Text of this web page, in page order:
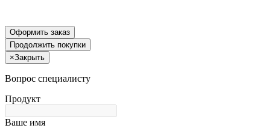
Оформить заказ
Продолжить покупки
×Закрыть
Вопрос специалисту
Продукт
Ваше имя